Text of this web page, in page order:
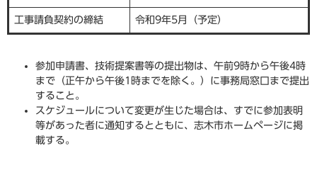
工事請負契約の締結 令和9年5月（予定）
参加申請書、技術提案書等の提出物は、午前9時から午後4時
まで（正午から午後1時までを除く。）に事務局窓口まで提出
すること。
スケジュールについて変更が生じた場合は、すでに参加表明
等があった者に通知するとともに、志木市ホームページに掲
載する。